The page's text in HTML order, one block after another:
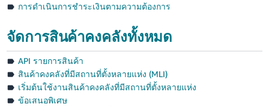
การดำเนินการชำระเงินตามความต้องการ
จัดการสินค้าคงคลังทั้งหมด
API รายการสินค้า
สินค้าคงคลังที่มีสถานที่ตั้งหลายแห่ง (MLI)
เริ่มต้นใช้งานสินค้าคงคลังที่มีสถานที่ตั้งหลายแห่ง
ข้อเสนอพิเศษ